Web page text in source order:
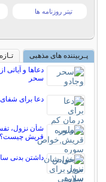
تیتر روزنامه ها
پـربیننده های مذهبی
دعاها و آیاتی
سحر
دعا برای
شأن نزول،
قریش چیست؟
داشتن بدنی